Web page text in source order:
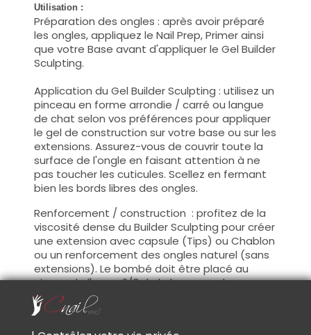
Utilisation :
Préparation des ongles : après avoir préparé
les ongles, appliquez le Nail Prep, Primer ainsi
que votre Base avant d'appliquer le Gel Builder
Sculpting.
Application du Gel Builder Sculpting : utilisez un
pinceau en forme arrondie / carré ou langue
de chat selon vos préférences pour appliquer
le gel de construction sur votre base ou sur les
extensions. Assurez-vous de couvrir toute la
surface de l'ongle en faisant attention à ne
pas toucher les cuticules. Scellez en fermant
bien les bords libres des ongles.
Renforcement / construction : profitez de la
viscosité dense du Builder Sculpting pour créer
une extension avec capsule (Tips) ou Chablon
ou un renforcement des ongles naturel (sans
extensions). Le bombé doit être placé au
niveau de l'apex, 2/3 de la longueur des
ongles.(zone de stress)